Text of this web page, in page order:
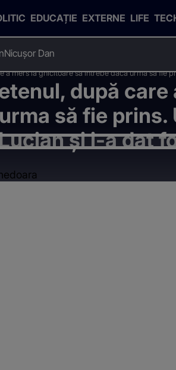
EDUCAȚIE EXTERNE LIFE
Nicușor Dan
a mers la ghicitoare să întrebe dacă urma să fie
după care
să fie prins.
și i-a dat